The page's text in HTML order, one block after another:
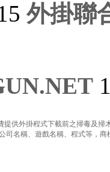
外掛聯
外掛程式下載前之掃毒及掃
司名稱、遊戲名稱、程式等，